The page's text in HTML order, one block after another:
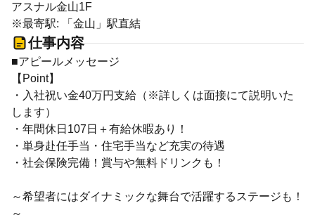
アスナル金山1F
※最寄駅: 「金山」駅直結
仕事内容
■アピールメッセージ
【Point】
・入社祝い金40万円支給（※詳しくは面接にて説明いた
します）
・年間休日107日＋有給休暇あり！
・単身赴任手当・住宅手当など充実の待遇
・社会保険完備！賞与や無料ドリンクも！
～希望者にはダイナミックな舞台で活躍するステージも！